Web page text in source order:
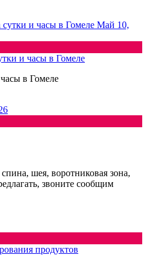
Май 10,
и часы в Гомеле
в Гомеле
шея, воротниковая зона,
звоните сообщим
продуктов